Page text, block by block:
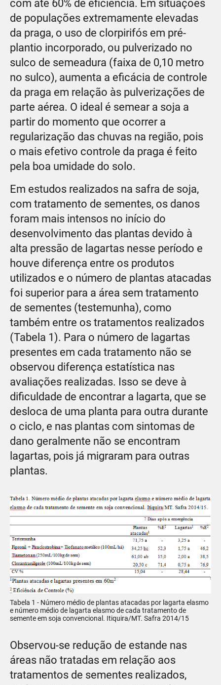
com até 60% de eficiência. Em situações
de populações extremamente elevadas
da praga, o uso de clorpirifós em pré-
plantio incorporado, ou pulverizado no
sulco de semeadura (faixa de 0,10 metro
no sulco), aumenta a eficácia de controle
da praga em relação às pulverizações de
parte aérea. O ideal é semear a soja a
partir do momento que ocorrer a
regularização das chuvas na região, pois
o mais efetivo controle da praga é feito
pela boa umidade do solo.
Em estudos realizados na safra de soja,
com tratamento de sementes, os danos
foram mais intensos no início do
desenvolvimento das plantas devido à
alta pressão de lagartas nesse período e
houve diferença entre os produtos
utilizados e o número de plantas atacadas
foi superior para a área sem tratamento
de sementes (testemunha), como
também entre os tratamentos realizados
(Tabela 1). Para o número de lagartas
presentes em cada tratamento não se
observou diferença estatística nas
avaliações realizadas. Isso se deve à
dificuldade de encontrar a lagarta, que se
desloca de uma planta para outra durante
o ciclo, e nas plantas com sintomas de
dano geralmente não se encontram
lagartas, pois já migraram para outras
plantas.
Tabela 1 - Número médio de plantas atacadas por lagarta elasmo
e número médio de lagarta elasmo de cada tratamento de
semente em soja convencional. Itiquira/MT. Safra 2014/15
Observou-se redução de estande nas
áreas não tratadas em relação aos
tratamentos de sementes realizados,